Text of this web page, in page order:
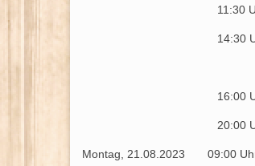
11:30 Uhr
14:30 Uhr Antreten
Anzugsordnung:
16:00 Uhr Empfang
20:00 Uhr
Montag, 21.08.2023 09:00